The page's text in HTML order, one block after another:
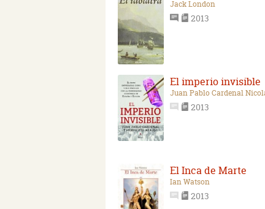
Jack London
2013
El imperio invisible
Juan Pablo Cardenal
2013
El Inca de Marte
Ian Watson
2013